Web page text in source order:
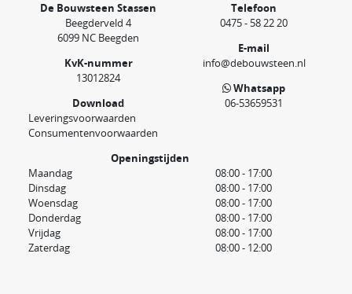
De Bouwsteen Stassen
Beegderveld 4
6099 NC Beegden
KvK-nummer
13012824
Download
Leveringsvoorwaarden
Consumentenvoorwaarden
Telefoon
0475 - 58 22 20
E-mail
info@debouwsteen.nl
Whatsapp
06-53659531
Openingstijden
Maandag
08:00 - 17:00
Dinsdag
08:00 - 17:00
Woensdag
08:00 - 17:00
Donderdag
08:00 - 17:00
Vrijdag
08:00 - 17:00
Zaterdag
08:00 - 12:00